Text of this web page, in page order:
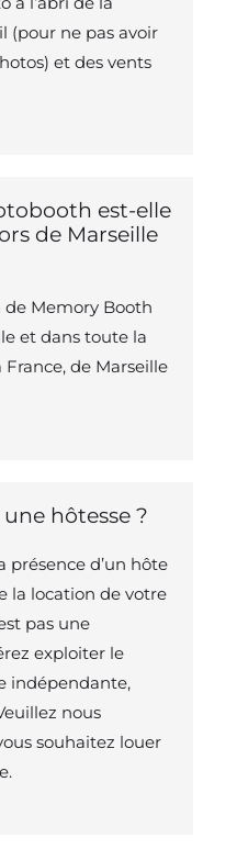
(pour ne pas avoir
et des vents
est-elle
de Marseille
Memory Booth
et dans toute la
de Marseille
hôtesse ?
présence d’un hôte
la location de votre
pas une
exploiter le
indépendante,
nous
souhaitez louer